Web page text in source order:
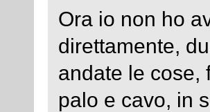
Ora io non ho
direttamente,
andate le cose,
palo e cavo, in